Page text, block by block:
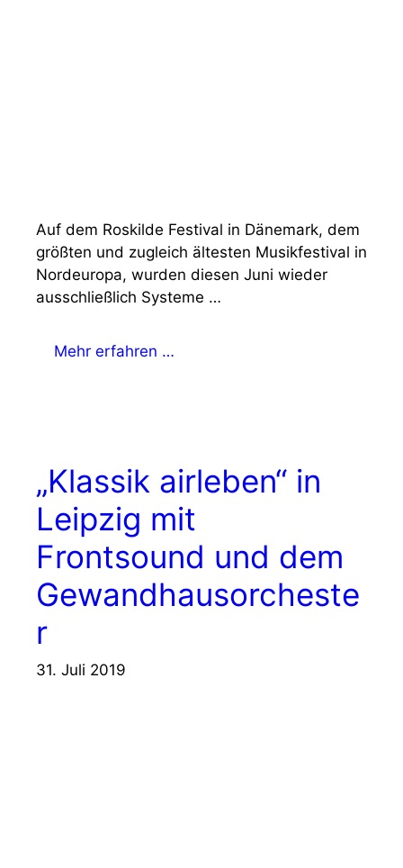
Auf dem Roskilde Festival in Dänemark, dem
größten und zugleich ältesten Musikfestival in
Nordeuropa, wurden diesen Juni wieder
ausschließlich Systeme …
Mehr erfahren …
„Klassik airleben“ in
Leipzig mit
Frontsound und dem
Gewandhausorcheste
r
31. Juli 2019